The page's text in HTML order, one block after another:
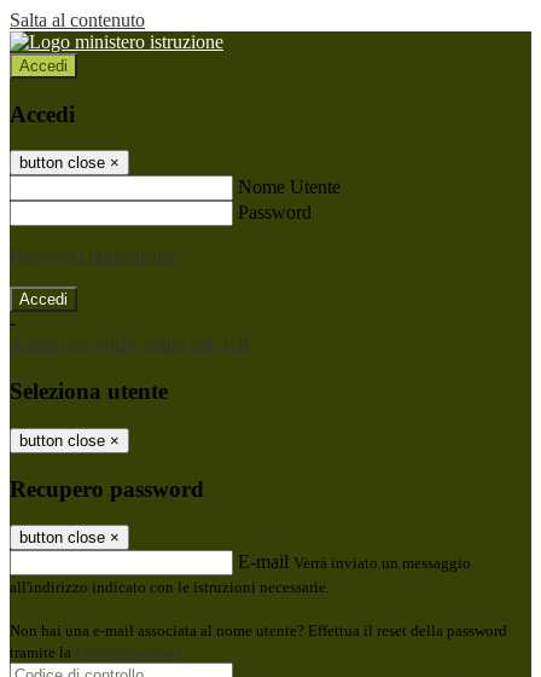
Salta al contenuto
Accedi
Accedi
button close ×
Nome Utente
Password
Password dimenticata?
-
Entra con SPID Entra con CIE
Seleziona utente
button close ×
Recupero password
button close ×
E-mail Verrà inviato un messaggio
all'indirizzo indicato con le istruzioni necessarie.
Non hai una e-mail associata al nome utente? Effettua il reset della password
tramite la Login Spaggiari